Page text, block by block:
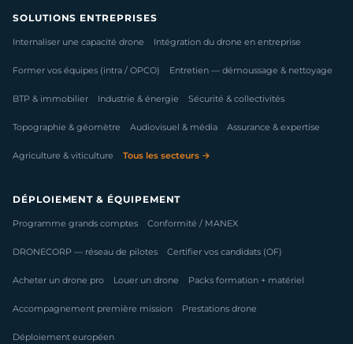
SOLUTIONS ENTREPRISES
Internaliser une capacité drone Intégration du drone en entreprise
Former vos équipes (intra / OPCO) Entretien — démoussage & nettoyage
BTP & immobilier Industrie & énergie Sécurité & collectivités
Topographie & géomètre Audiovisuel & média Assurance & expertise
Agriculture & viticulture Tous les secteurs →
DÉPLOIEMENT & ÉQUIPEMENT
Programme grands comptes Conformité / MANEX
DRONECORP — réseau de pilotes Certifier vos candidats (OF)
Acheter un drone pro Louer un drone Packs formation + matériel
Accompagnement première mission Prestations drone
Déploiement européen